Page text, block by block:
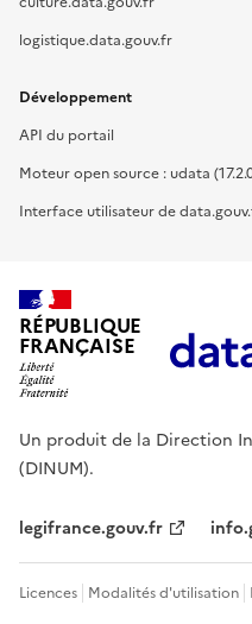
logistique.data.gouv.fr
Développement
API du portail
Moteur open source : udata
Interface utilisateur de
RÉPUBLIQUE
FRANÇAISE
Un produit de la Direction
(DINUM).
legifrance.gouv.fr
Licences Modalités d'utilisation